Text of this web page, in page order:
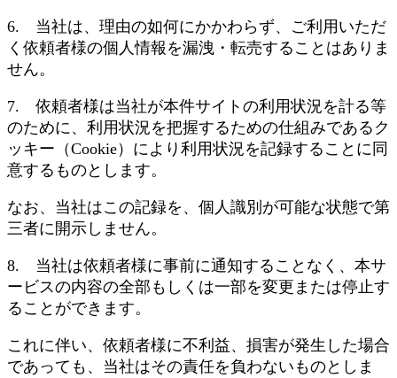
6. 当社は、理由の如何にかかわらず、ご利用いただ
く依頼者様の個人情報を漏洩・転売することはありま
せん。
7. 依頼者様は当社が本件サイトの利用状況を計る等
のために、利用状況を把握するための仕組みであるク
ッキー（Cookie）により利用状況を記録することに同
意するものとします。
なお、当社はこの記録を、個人識別が可能な状態で第
三者に開示しません。
8. 当社は依頼者様に事前に通知することなく、本サ
ービスの内容の全部もしくは一部を変更または停止す
ることができます。
これに伴い、依頼者様に不利益、損害が発生した場合
であっても、当社はその責任を負わないものとしま